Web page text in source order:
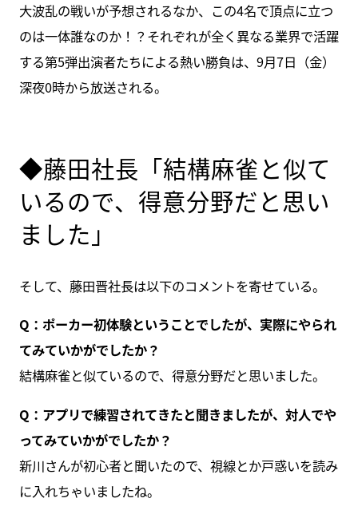
大波乱の戦いが予想されるなか、この4名で頂点に立つ
のは一体誰なのか！？それぞれが全く異なる業界で活躍
する第5弾出演者たちによる熱い勝負は、9月7日（金）
深夜0時から放送される。
◆藤田社長「結構麻雀と似て
いるので、得意分野だと思い
ました」
そして、藤田晋社長は以下のコメントを寄せている。
Q：ポーカー初体験ということでしたが、実際にやられ
てみていかがでしたか？
結構麻雀と似ているので、得意分野だと思いました。
Q：アプリで練習されてきたと聞きましたが、対人でや
ってみていかがでしたか？
新川さんが初心者と聞いたので、視線とか戸惑いを読み
に入れちゃいましたね。